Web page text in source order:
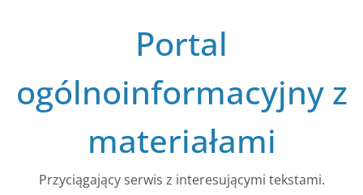
Portal
ogólnoinformacyjny z
materiałami
Przyciągający serwis z interesującymi tekstami.